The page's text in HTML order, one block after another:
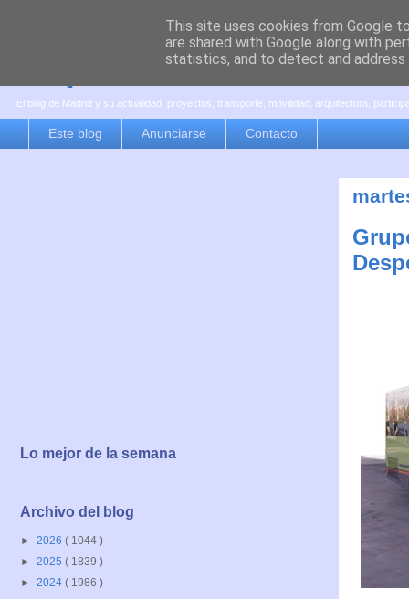
es por madrid
El blog de Madrid y su actualidad, proyectos, transporte, movilidad, arquitectura,
Este blog Anunciarse Contacto
Lo mejor de la semana
Archivo del blog
► 2026 ( 1044 )
► 2025 ( 1839 )
► 2024 ( 1986 )
This site uses cookies from Google
are shared with Google along with
statistics, and to detect and address